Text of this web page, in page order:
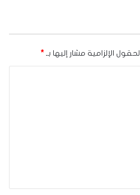
الحقول الإلزامية مشار إليها بـ *